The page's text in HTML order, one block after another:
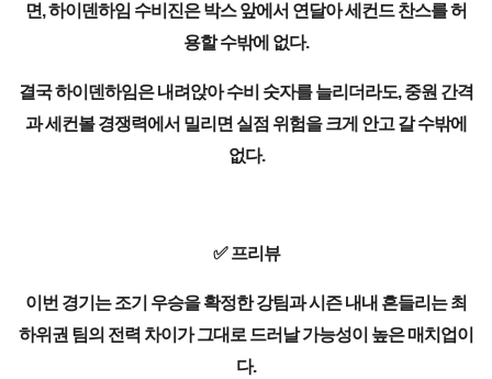
면, 하이덴하임 수비진은 박스 앞에서 연달아 세컨드 찬스를 허
용할 수밖에 없다.
결국 하이덴하임은 내려앉아 수비 숫자를 늘리더라도, 중원 간격
과 세컨볼 경쟁력에서 밀리면 실점 위험을 크게 안고 갈 수밖에
없다.
✅ 프리뷰
이번 경기는 조기 우승을 확정한 강팀과 시즌 내내 흔들리는 최
하위권 팀의 전력 차이가 그대로 드러날 가능성이 높은 매치업이
다.